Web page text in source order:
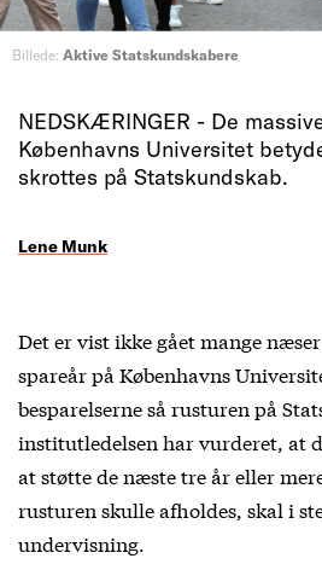
Billede: Aktive Statskundskabere
NEDSKÆRINGER - De
Københavns Universitet
skrottes på Statskundskab.
Lene Munk
Det er vist ikke gået mange
spareår på Københavns
besparelserne så rusturen på
institutledelsen har vurderet, at
at støtte de næste tre år eller
rusturen skulle afholdes, skal i
undervisning.